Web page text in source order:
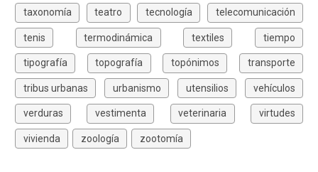
taxonomía teatro tecnología telecomunicación
tenis termodinámica textiles tiempo
tipografía topografía topónimos transporte
tribus urbanas urbanismo utensilios vehículos
verduras vestimenta veterinaria virtudes
vivienda zoología zootomía